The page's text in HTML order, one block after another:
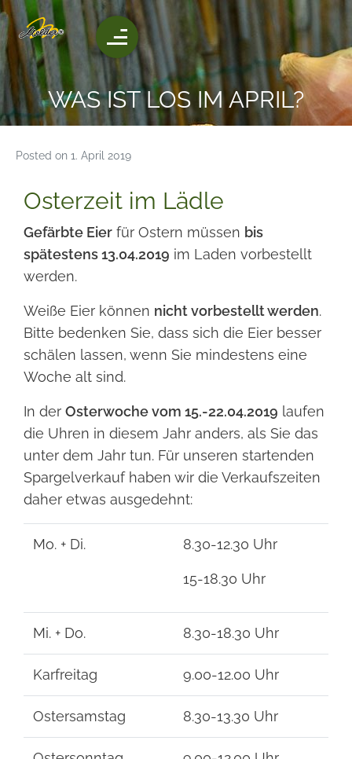
WAS IST LOS IM APRIL?
Posted on 1. April 2019
Osterzeit im Lädle
Gefärbte Eier für Ostern müssen bis
spätestens 13.04.2019 im Laden vorbestellt
werden.
Weiße Eier können nicht vorbestellt werden.
Bitte bedenken Sie, dass sich die Eier besser
schälen lassen, wenn Sie mindestens eine
Woche alt sind.
In der Osterwoche vom 15.-22.04.2019 laufen
die Uhren in diesem Jahr anders, als Sie das
unter dem Jahr tun. Für unseren startenden
Spargelverkauf haben wir die Verkaufszeiten
daher etwas ausgedehnt:
Mo. + Di. 8.30-12.30 Uhr
15-18.30 Uhr
Mi. + Do. 8.30-18.30 Uhr
Karfreitag 9.00-12.00 Uhr
Ostersamstag 8.30-13.30 Uhr